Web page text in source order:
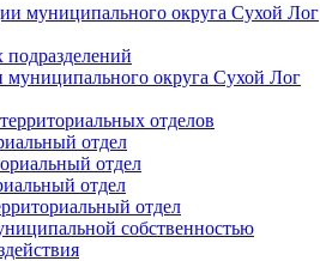
муниципального округа Сухой Лог
подразделений
округа Сухой Лог
отделов
отдел
отдел
отдел
отдел
собственностью